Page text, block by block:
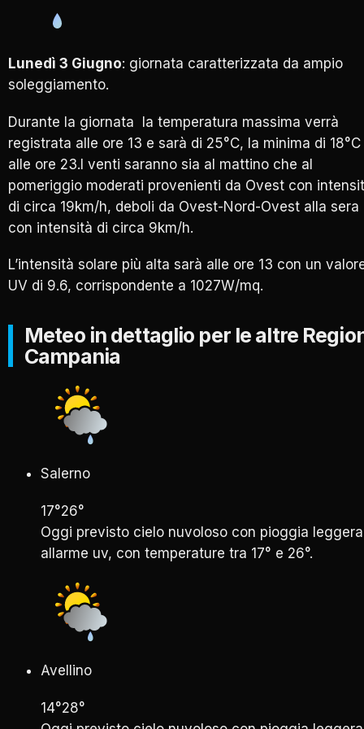
Lunedì 3 Giugno: giornata caratterizzata da ampio
soleggiamento.
Durante la giornata la temperatura massima verrà
registrata alle ore 13 e sarà di 25°C, la minima di 18°C
alle ore 23.I venti saranno sia al mattino che al
pomeriggio moderati provenienti da Ovest con
di circa 19km/h, deboli da Ovest-Nord-Ovest alla sera
con intensità di circa 9km/h.
L’intensità solare più alta sarà alle ore 13 con un
UV di 9.6, corrispondente a 1027W/mq.
Meteo in dettaglio per le altre
Campania
Salerno
17°26°
Oggi previsto cielo nuvoloso con pioggia
allarme uv, con temperature tra 17° e 26°.
Avellino
14°28°